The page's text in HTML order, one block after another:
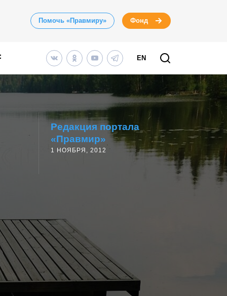
Помочь «Правмиру» Фонд
EN
Редакция портала
«Правмир»
1 НОЯБРЯ, 2012